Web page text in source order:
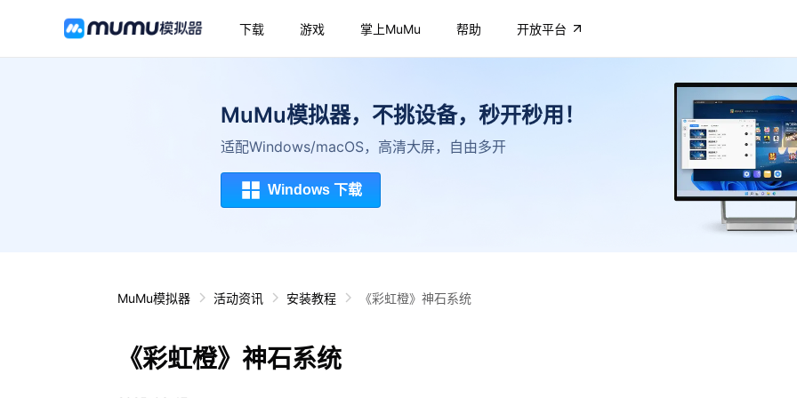
下载 游戏 掌上MuMu 帮助 开放平台
MuMu模拟器，不挑设备，秒开秒用！
适配Windows/macOS，高清大屏，自由多开
Windows 下载
MuMu模拟器 活动资讯 安装教程 《彩虹橙》神石系统
《彩虹橙》神石系统